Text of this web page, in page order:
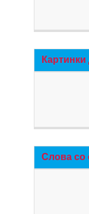
Слова